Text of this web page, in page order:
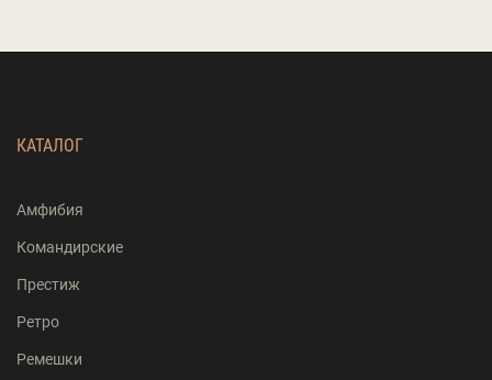
КАТАЛОГ
Амфибия
Командирские
Престиж
Ретро
Ремешки